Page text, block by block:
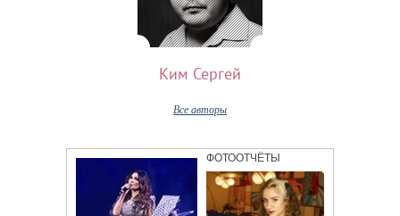
Ким Сергей
Все авторы
ФОТООТЧЁТЫ